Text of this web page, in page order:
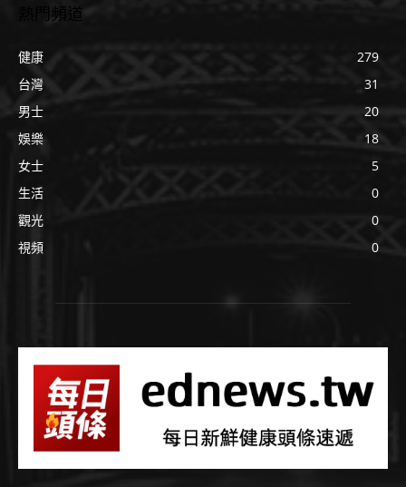
熱門頻道
健康
279
台灣
31
男士
20
娛樂
18
女士
5
生活
0
觀光
0
視頻
0